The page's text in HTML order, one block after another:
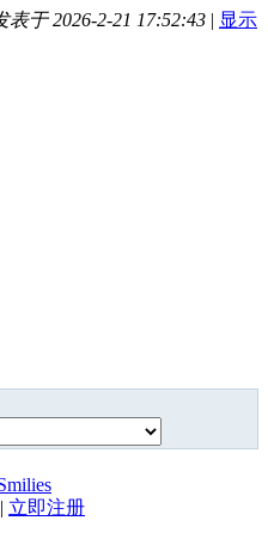
表于 2026-2-21 17:52:43 | 显示
| 立即注册